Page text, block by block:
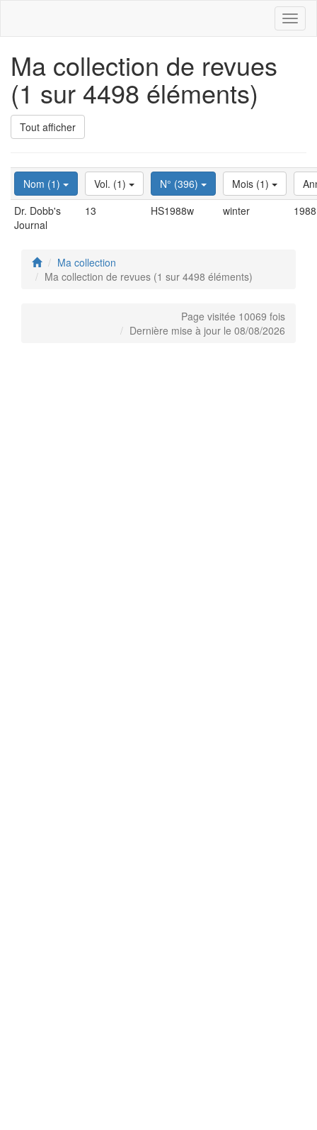
Ma collection de revues
(1 sur 4498 éléments)
Tout afficher
Nom (1) Vol. (1) N° (396) Mois (1)
Dr. Dobb's
Journal
13 HS1988w winter 1988
Ma collection
Ma collection de revues (1 sur 4498 éléments)
Page visitée 10069 fois
Dernière mise à jour le 08/08/2026